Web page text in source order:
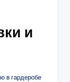
и
в гардеробе